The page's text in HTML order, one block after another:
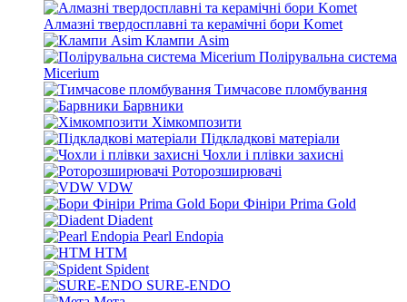
Алмазні твердосплавні та керамічні бори Komet
Клампи Asim
Полірувальна система
Micerium
Тимчасове пломбування
Барвники
Хімкомпозити
Підкладкові матеріали
Чохли і плівки захисні
Роторозширювачі
VDW
Бори Фініри Prima Gold
Diadent
Pearl Endopia
HTM
Spident
SURE-ENDO